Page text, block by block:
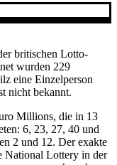
britischen Lotto-
wurden 229
eine Einzelperson
nicht bekannt.
Millions, die in 13
6, 23, 27, 40 und
2 und 12. Der exakte
National Lottery in der